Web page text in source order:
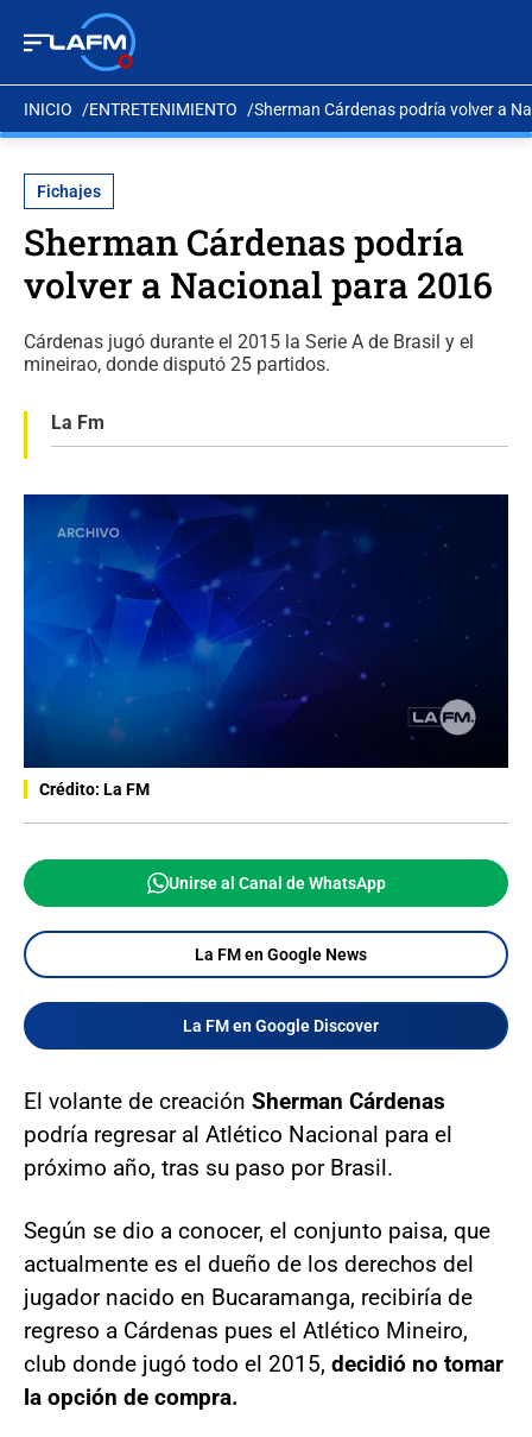
INICIO ENTRETENIMIENTO Sherman Cárdenas podría volver a
Fichajes
Sherman Cárdenas podría
volver a Nacional para 2016
Cárdenas jugó durante el 2015 la Serie A de Brasil y el
mineirao, donde disputó 25 partidos.
La Fm
Crédito: La FM
Unirse al Canal de WhatsApp
La FM en Google News
La FM en Google Discover
El volante de creación Sherman Cárdenas
podría regresar al Atlético Nacional para el
próximo año, tras su paso por Brasil.
Según se dio a conocer, el conjunto paisa, que
actualmente es el dueño de los derechos del
jugador nacido en Bucaramanga, recibiría de
regreso a Cárdenas pues el Atlético Mineiro,
club donde jugó todo el 2015, decidió no tomar
la opción de compra.